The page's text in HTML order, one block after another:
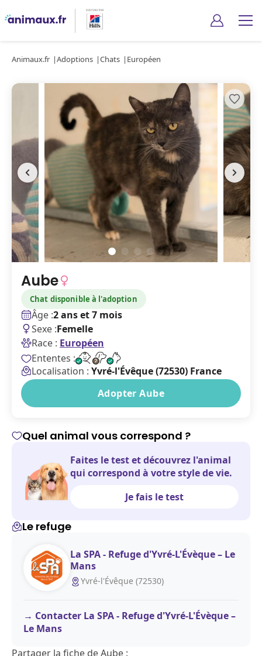
Animaux.fr Adoptions Chats Européen
Aube
Chat disponible à l'adoption
Âge :2 ans et 7 mois
Sexe :Femelle
Race : Européen
Ententes :
Localisation : Yvré-l'Évêque (72530) France
Adopter Aube
Quel animal vous correspond ?
Faites le test et découvrez l'animal
qui correspond à votre style de vie.
Je fais le test
Le refuge
La SPA - Refuge d'Yvré-L'Évèque – Le
Mans
Yvré-l'Évêque (72530)
Contacter La SPA - Refuge d'Yvré-L'Évèque –
Le Mans
Partager la fiche de Aube :